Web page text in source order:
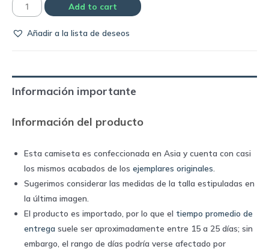
Camiseta
2002
Topper
quantity
Add to cart
Añadir a la lista de deseos
Información importante
Información del producto
Esta camiseta es confeccionada en Asia y cuenta con casi
los mismos acabados de los ejemplares originales
Sugerimos considerar las medidas de la talla estipuladas en
la última imagen.
El producto es importado, por lo que el tiempo promedio de
entrega suele ser aproximadamente entre 15 a 25 días; sin
embargo, el rango de días podría verse afectado por